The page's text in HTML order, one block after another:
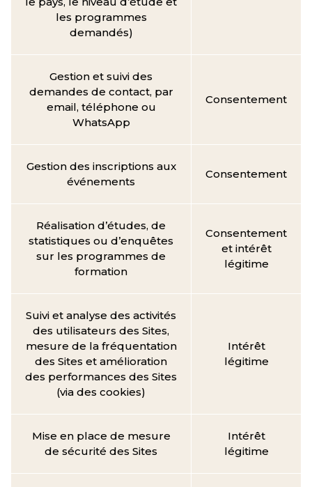
les programmes
demandés)
Gestion et suivi des
demandes de contact, par
email, téléphone ou
WhatsApp
Consentement
Gestion des inscriptions aux
événements
Consentement
Réalisation d’études, de
statistiques ou d’enquêtes
sur les programmes de
formation
Consentement
et intérêt
légitime
Suivi et analyse des activités
des utilisateurs des Sites,
mesure de la fréquentation
des Sites et amélioration
des performances des Sites
(via des cookies)
Intérêt
légitime
Mise en place de mesure
de sécurité des Sites
Intérêt
légitime